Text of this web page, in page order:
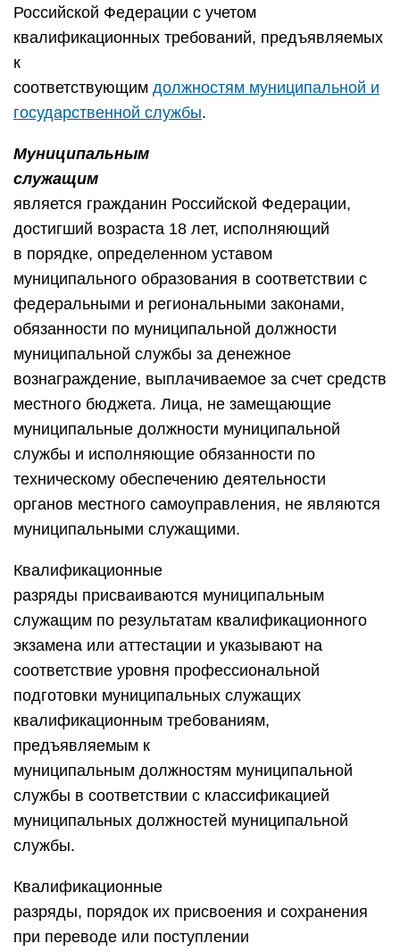
Российской Федерации с учетом
квалификационных требований, предъявляемых
к
соответствующим должностям муниципальной и
государственной службы.
Муниципальным
служащим
является гражданин Российской Федерации,
достигший возраста 18 лет, исполняющий
в порядке, определенном уставом
муниципального образования в соответствии с
федеральными и региональными законами,
обязанности по муниципальной должности
муниципальной службы за денежное
вознаграждение, выплачиваемое за счет средств
местного бюджета. Лица, не замещающие
муниципальные должности муниципальной
службы и исполняющие обязанности по
техническому обеспечению деятельности
органов местного самоуправления, не являются
муниципальными служащими.
Квалификационные
разряды присваиваются муниципальным
служащим по результатам квалификационного
экзамена или аттестации и указывают на
соответствие уровня профессиональной
подготовки муниципальных служащих
квалификационным требованиям,
предъявляемым к
муниципальным должностям муниципальной
службы в соответствии с классификацией
муниципальных должностей муниципальной
службы.
Квалификационные
разряды, порядок их присвоения и сохранения
при переводе или поступлении